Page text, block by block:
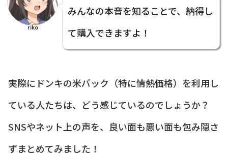
riko
みんなの本音を知ることで、納得し
て購入できますよ！
実際にドンキの米パック（特に情熱価格）を利用し
ている人たちは、どう感じているのでしょうか？
SNSやネット上の声を、良い面も悪い面も包み隠さ
ずまとめてみました！